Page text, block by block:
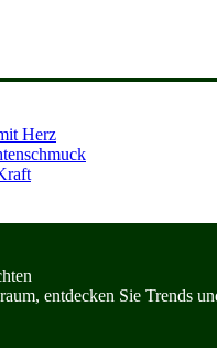
Herz
entdecken Sie Trends